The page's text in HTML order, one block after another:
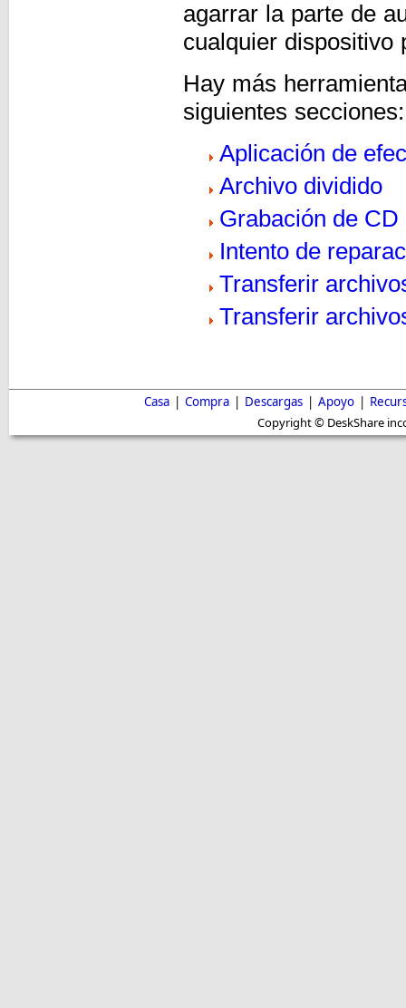
agarrar la parte de
cualquier dispositivo
Hay más
siguientes secciones:
Aplicación de
Archivo dividido
Grabación de CD
Intento de
Transferir
Transferir
Casa | Compra | Descargas | Apoyo |
Copyright © DeskShare